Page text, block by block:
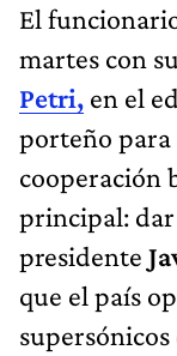
El
martes con
Petri, en el
porteño para
cooperación
principal: dar
presidente
que el país